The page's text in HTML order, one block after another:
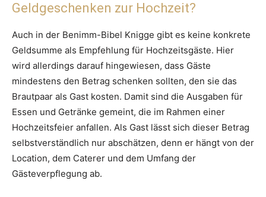
Geldgeschenken zur Hochzeit?
Auch in der Benimm-Bibel Knigge gibt es keine konkrete
Geldsumme als Empfehlung für Hochzeitsgäste. Hier
wird allerdings darauf hingewiesen, dass Gäste
mindestens den Betrag schenken sollten, den sie das
Brautpaar als Gast kosten. Damit sind die Ausgaben für
Essen und Getränke gemeint, die im Rahmen einer
Hochzeitsfeier anfallen. Als Gast lässt sich dieser Betrag
selbstverständlich nur abschätzen, denn er hängt von der
Location, dem Caterer und dem Umfang der
Gästeverpflegung ab.